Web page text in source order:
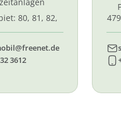
80, 81, 82,
3612